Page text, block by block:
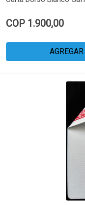
COP 1.900,00